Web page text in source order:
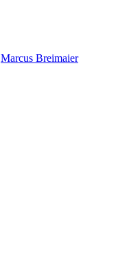
Marcus Breimaier